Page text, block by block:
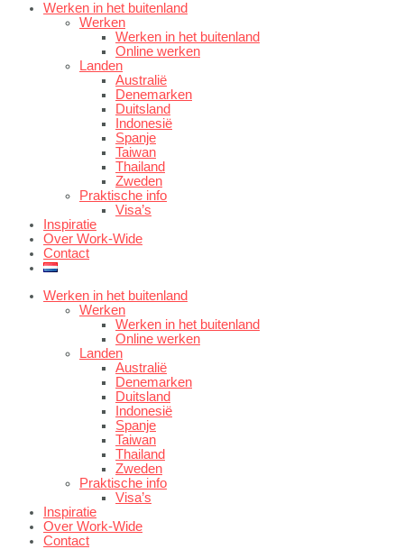
Werken in het buitenland
Werken
Werken in het buitenland
Online werken
Landen
Australië
Denemarken
Duitsland
Indonesië
Spanje
Taiwan
Thailand
Zweden
Praktische info
Visa’s
Inspiratie
Over Work-Wide
Contact
Werken in het buitenland
Werken
Werken in het buitenland
Online werken
Landen
Australië
Denemarken
Duitsland
Indonesië
Spanje
Taiwan
Thailand
Zweden
Praktische info
Visa’s
Inspiratie
Over Work-Wide
Contact